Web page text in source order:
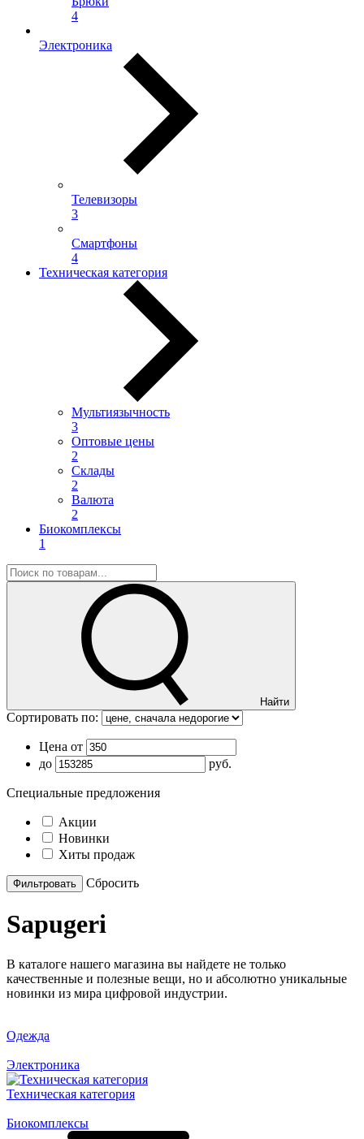
4
Электроника
Телевизоры
3
Смартфоны
4
Техническая категория
Мультиязычность
3
Оптовые цены
2
Склады
2
Валюта
2
Биокомплексы
1
Найти
Сортировать по:
Цена от
до
руб.
Специальные предложения
Акции
Новинки
Хиты продаж
Cбросить
Sapugeri
В каталоге нашего магазина вы найдете не только
качественные и полезные вещи, но и абсолютно уникальные
новинки из мира цифровой индустрии.
Одежда
Электроника
Техническая категория
Биокомплексы